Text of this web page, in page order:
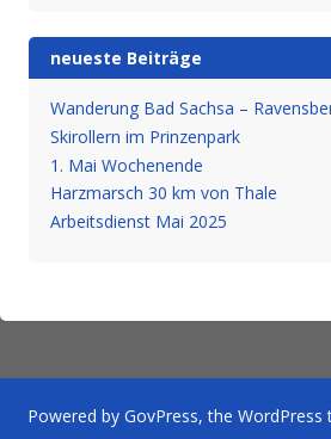
neueste Beiträge
Wanderung Bad Sachsa –
Skirollern im Prinzenpark
1. Mai Wochenende
Harzmarsch 30 km von Thale
Arbeitsdienst Mai 2025
Powered by GovPress, the WordPress